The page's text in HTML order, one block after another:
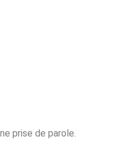
prise de parole.